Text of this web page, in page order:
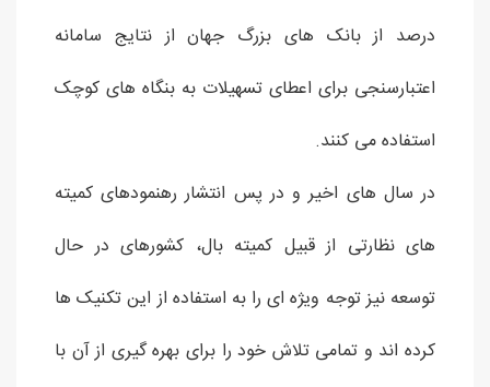
درصد از بانک های بزرگ جهان از نتایج سامانه
اعتبارسنجی برای اعطای تسهیلات به بنگاه های کوچک
استفاده می کنند.
در سال های اخیر و در پس انتشار رهنمودهای کمیته
های نظارتی از قبیل کمیته بال، کشورهای در حال
توسعه نیز توجه ویژه ای را به استفاده از این تکنیک ها
کرده اند و تمامی تلاش خود را برای بهره گیری از آن با